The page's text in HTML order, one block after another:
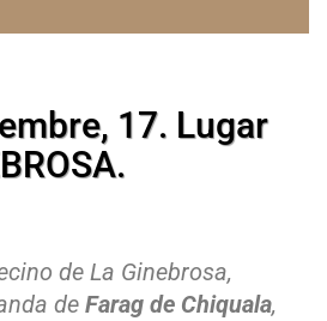
17. Lugar
de La Ginebrosa,
de Farag de Chiquala,